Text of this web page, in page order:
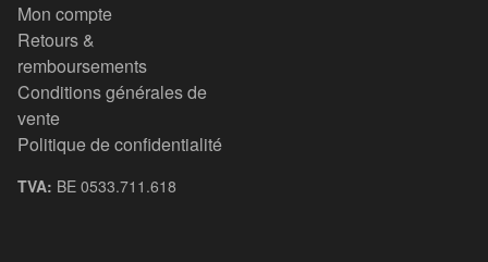
Mon compte
Retours &
remboursements
Conditions générales de
vente
Politique de confidentialité
TVA: BE 0533.711.618